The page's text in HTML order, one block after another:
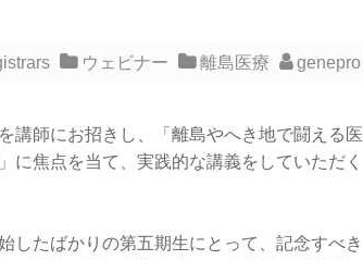
ウェビナー 離島医療 genepro
講師にお招きし、「離島やへき地で闘える医
に焦点を当て、実践的な講義をしていただく
したばかりの第五期生にとって、記念すべき